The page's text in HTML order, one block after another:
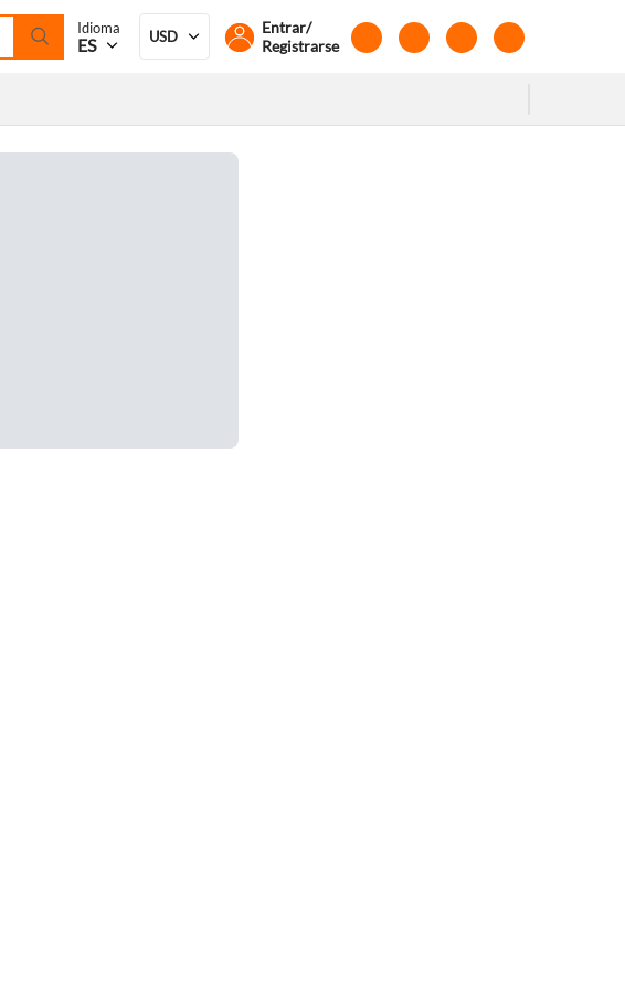
Idioma
ES USD
Entrar/
Registrarse